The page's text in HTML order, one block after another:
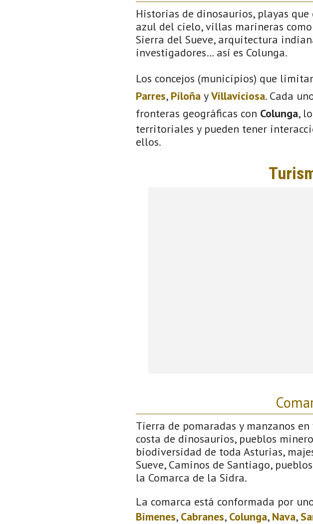
Historias de dinosaurios, playas
azul del cielo, villas marineras
Sierra del Sueve, arquitectura
investigadores… así es Colunga.
Los concejos (municipios) que
Parres, Piloña yVillaviciosa. Cada
fronteras geográficas con Colunga,
territoriales y pueden tener
ellos.
Tierra de pomaradas y manzanos
costa de dinosaurios, pueblos
biodiversidad de toda Asturias,
Sueve, Caminos de Santiago,
la Comarca de la Sidra.
La comarca está conformada por
Bimenes, Cabranes, Colunga, Nava,